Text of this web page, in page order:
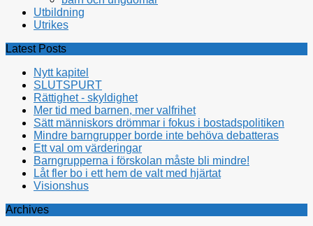
Utbildning
Utrikes
Latest Posts
Nytt kapitel
SLUTSPURT
Rättighet - skyldighet
Mer tid med barnen, mer valfrihet
Sätt människors drömmar i fokus i bostadspolitiken
Mindre barngrupper borde inte behöva debatteras
Ett val om värderingar
Barngrupperna i förskolan måste bli mindre!
Låt fler bo i ett hem de valt med hjärtat
Visionshus
Archives